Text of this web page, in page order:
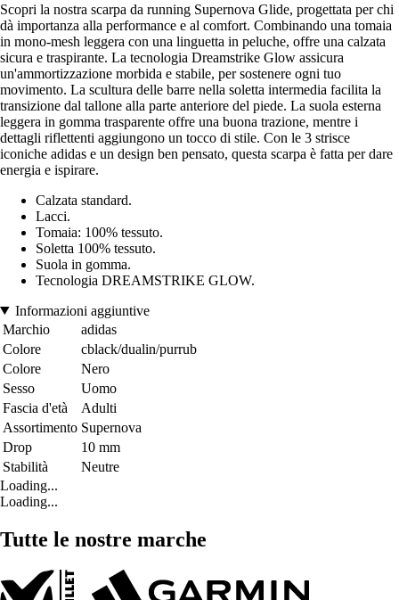
Scopri la nostra scarpa da running Supernova Glide, progettata per chi
dà importanza alla performance e al comfort. Combinando una tomaia
in mono-mesh leggera con una linguetta in peluche, offre una calzata
sicura e traspirante. La tecnologia Dreamstrike Glow assicura
un'ammortizzazione morbida e stabile, per sostenere ogni tuo
movimento. La scultura delle barre nella soletta intermedia facilita la
transizione dal tallone alla parte anteriore del piede. La suola esterna
leggera in gomma trasparente offre una buona trazione, mentre i
dettagli riflettenti aggiungono un tocco di stile. Con le 3 strisce
iconiche adidas e un design ben pensato, questa scarpa è fatta per dare
energia e ispirare.
Calzata standard.
Lacci.
Tomaia: 100% tessuto.
Soletta 100% tessuto.
Suola in gomma.
Tecnologia DREAMSTRIKE GLOW.
Informazioni aggiuntive
Marchio
adidas
Colore
cblack/dualin/purrub
Colore
Nero
Sesso
Uomo
Fascia d'età
Adulti
Assortimento Supernova
Drop
10 mm
Stabilità
Neutre
Loading...
Loading...
Tutte le nostre marche